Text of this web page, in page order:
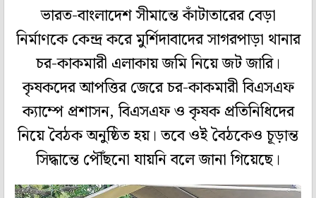
ভারত-বাংলাদেশ সীমান্তে কাঁটাতারের বেড়া
নির্মাণকে কেন্দ্র করে মুর্শিদাবাদের সাগরপাড়া থানার
চর-কাকমারী এলাকায় জমি নিয়ে জট জারি।
কৃষকদের আপত্তির জেরে চর-কাকমারী বিএসএফ
ক্যাম্পে প্রশাসন, বিএসএফ ও কৃষক প্রতিনিধিদের
নিয়ে বৈঠক অনুষ্ঠিত হয়। তবে ওই বৈঠকেও চূড়ান্ত
সিদ্ধান্তে পৌঁছনো যায়নি বলে জানা গিয়েছে।